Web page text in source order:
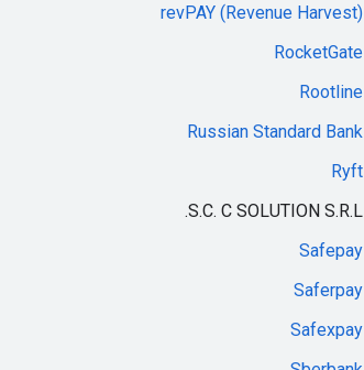
revPAY (Revenue Harvest)
RocketGate
Rootline
Russian Standard Bank
Ryft
S.C. C SOLUTION S.R.L.
Safepay
Saferpay
Safexpay